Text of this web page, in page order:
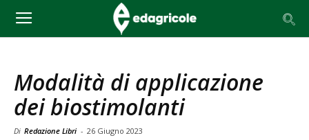
Modalità di applicazione
dei biostimolanti
Di Redazione Libri - 26 Giugno 2023